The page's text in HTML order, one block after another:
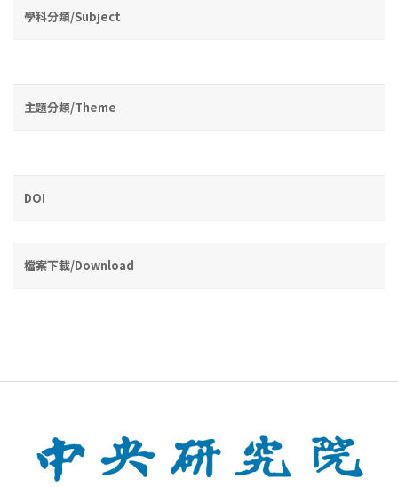
學科分類/Subject
主題分類/Theme
DOI
檔案下載/Download